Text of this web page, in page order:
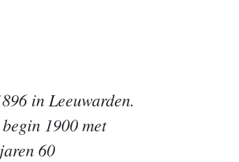
in Leeuwarden.
1900 met
60